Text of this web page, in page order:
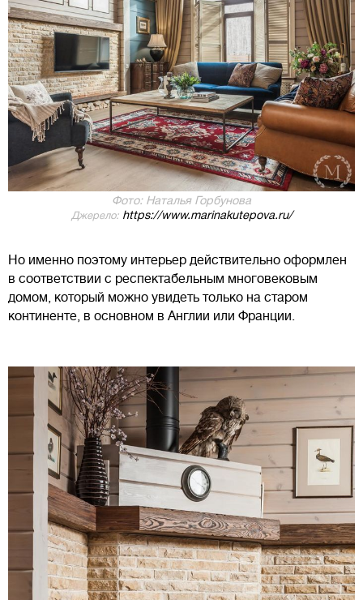
Фото: Наталья Горбунова
Джерело:https://www.marinakutepova.ru/
Но именно поэтому интерьер действительно оформлен
в соответствии с респектабельным многовековым
домом, который можно увидеть только на старом
континенте, в основном в Англии или Франции.